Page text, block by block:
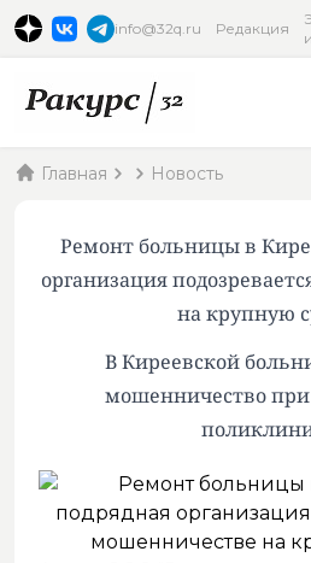
info@32q.ru Редакция
Главная Новость
Ремонт больницы в
организация
на крупную
В Киреевской
мошенничество